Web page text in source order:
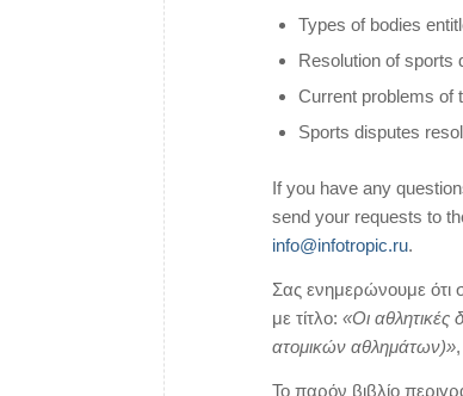
Types of bodies
Resolution of sports
Current problems of
Sports disputes
If you have any
send your requests to
info@infotropic.ru.
Σας ενημερώνουμε ότι
με τίτλο: «Οι αθλητικές
ατομικών αθλημάτων)»
Το παρόν βιβλίο